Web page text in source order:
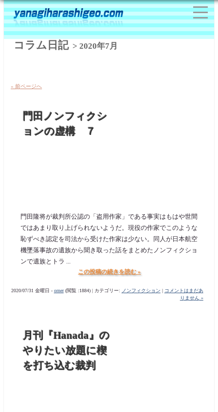
コラム日記> 2020年7月
« 前ページへ
門田ノンフィクシ
ョンの虚構 ７
門田隆将が裁判所公認の「盗用作家」である事実はもはや世間
ではあまり取り上げられないようだ。現役の作家でこのような
恥ずべき認定を司法から受けた作家は少ない。同人が日本航空
機墜落事故の遺族から聞き取った話をまとめたノンフィクショ
ンで遺族とトラ ...
この投稿の続きを読む »
2020/07/31 金曜日 - orner(閲覧 :1884) | カテゴリー: ノンフィクション
コメントはまだあ
りません »
月刊『Hanada』の
やりたい放題に楔
を打ち込む裁判